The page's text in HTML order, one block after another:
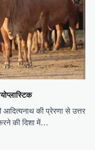
की प्रेरणा से उत्तर
की दिशा में…